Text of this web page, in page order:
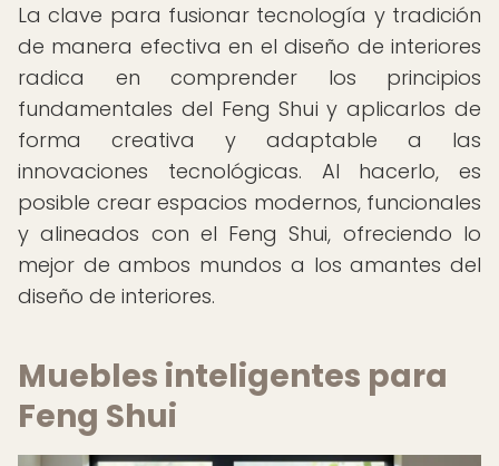
La clave para fusionar tecnología y tradición
de manera efectiva en el diseño de interiores
radica en comprender los principios
fundamentales del Feng Shui y aplicarlos de
forma creativa y adaptable a las
innovaciones tecnológicas. Al hacerlo, es
posible crear espacios modernos, funcionales
y alineados con el Feng Shui, ofreciendo lo
mejor de ambos mundos a los amantes del
diseño de interiores.
Muebles inteligentes para
Feng Shui